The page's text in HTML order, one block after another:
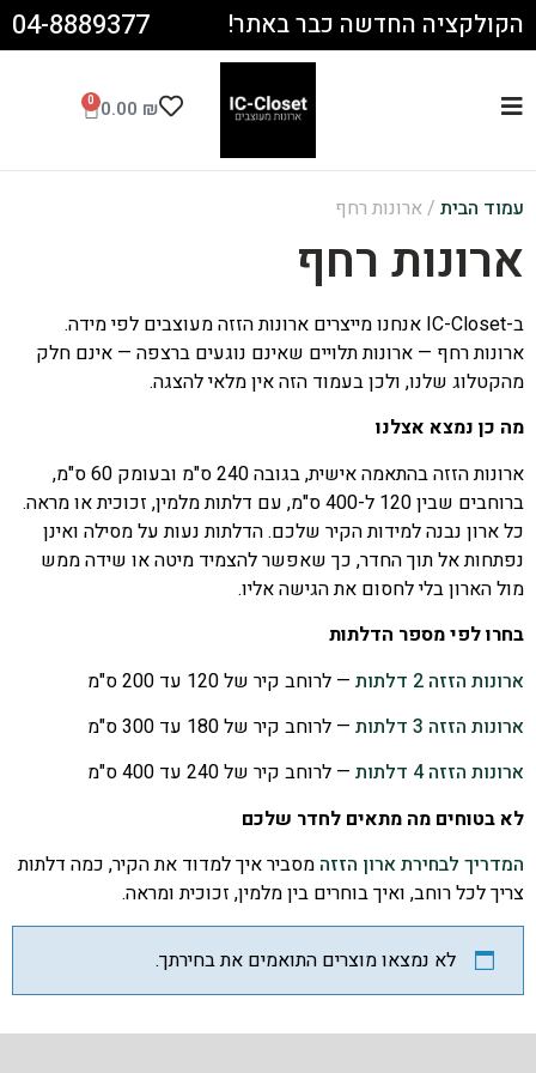
הקולקציה החדשה כבר באתר! 04-8889377
0.00 ₪
0
עמוד הבית / ארונות רחף
ארונות רחף
ב-IC-Closet אנחנו מייצרים ארונות הזזה מעוצבים לפי מידה.
ארונות רחף — ארונות תלויים שאינם נוגעים ברצפה — אינם חלק
מהקטלוג שלנו, ולכן בעמוד הזה אין מלאי להצגה.
מה כן נמצא אצלנו
ארונות הזזה בהתאמה אישית, בגובה 240 ס"מ ובעומק 60 ס"מ,
ברוחבים שבין 120 ל-400 ס"מ, עם דלתות מלמין, זכוכית או מראה.
כל ארון נבנה למידות הקיר שלכם. הדלתות נעות על מסילה ואינן
נפתחות אל תוך החדר, כך שאפשר להצמיד מיטה או שידה ממש
מול הארון בלי לחסום את הגישה אליו.
בחרו לפי מספר הדלתות
ארונות הזזה 2 דלתות
— לרוחב קיר של 120 עד 200 ס"מ
ארונות הזזה 3 דלתות
— לרוחב קיר של 180 עד 300 ס"מ
ארונות הזזה 4 דלתות
— לרוחב קיר של 240 עד 400 ס"מ
לא בטוחים מה מתאים לחדר שלכם
המדריך לבחירת ארון הזזה מסביר איך למדוד את הקיר, כמה דלתות
צריך לכל רוחב, ואיך בוחרים בין מלמין, זכוכית ומראה.
לא נמצאו מוצרים התואמים את בחירתך.